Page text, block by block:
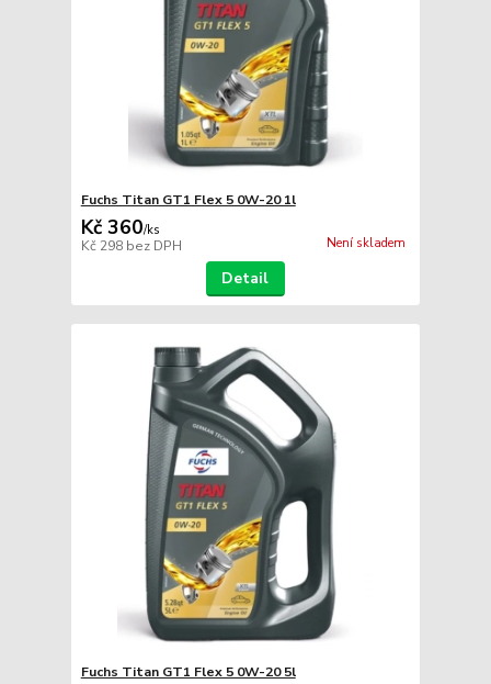
Fuchs Titan GT1 Flex 5 0W-20 1l
Kč 360/ks
Kč 298 bez DPH Není skladem
Detail
Fuchs Titan GT1 Flex 5 0W-20 5l